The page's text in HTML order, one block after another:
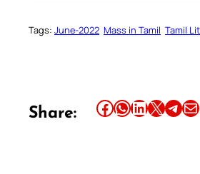
Tags: June-2022 Mass in Tamil Tamil
Share: Share this article on Facebook Share this article on WhatsApp Share this article on LinkedIn Share this article on X Share this article on TelegramEmail this Article